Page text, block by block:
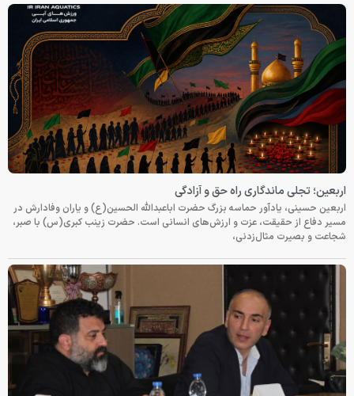
اربعین؛ تجلی ماندگاری راه حق و آزادگی
اربعین حسینی، یادآور حماسه بزرگ حضرت اباعبدالله الحسین(ع) و یاران وفادارش در
مسیر دفاع از حقیقت، عزت و ارزش‌های انسانی است. حضرت زینب کبری(س) با صبر،
شجاعت و بصیرت مثال‌زدنی،